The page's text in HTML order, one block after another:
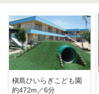
槇島ひいらぎこども園
約472m／6分